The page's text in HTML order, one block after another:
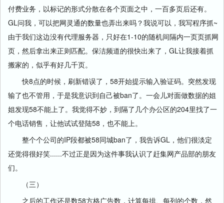
付费业务，以标记的形式分散在各个页面之中，一百多页后还有。
GL问我，可以把网灵通的数量也弄出来吗？我说可以，我写程序抓~
由于我们这边没有代理服务器，只好在1-10的随机间隔内一页页抓网
页，然后拿出来正则匹配。保洁频道的很快出来了，GL让我接着抓
搬家的，似乎有好几千页。
快8点的时候，刷新错误了，58开始提示输入验证码。突然发现
输了也不管用，于是我意识到自己被ban了。一会儿对面做数据的姐
姐发现58不能上了。我觉得不妙，到隔了几个办公区的204里找了一
个电话销售，让他试试登陆58，也不能上。
整个个公司的IP段都被58同城ban了，我告诉GL，他们很淡定
还觉得很好笑......不过正是因为这件事我认识了赶集网产品部的朋友
们。
（三）
之后的工作还是数58方格广告数，计算每排、每列的个数，然